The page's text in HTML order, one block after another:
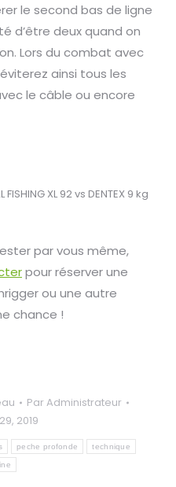
le second bas de ligne
d’être deux quand on
Lors du combat avec
ainsi tous les
le câble ou encore
FISHING XL 92 vs DENTEX 9 kg
par vous même,
pour réserver une
ou une autre
chance !
Par Administrateur
2019
peche profonde technique